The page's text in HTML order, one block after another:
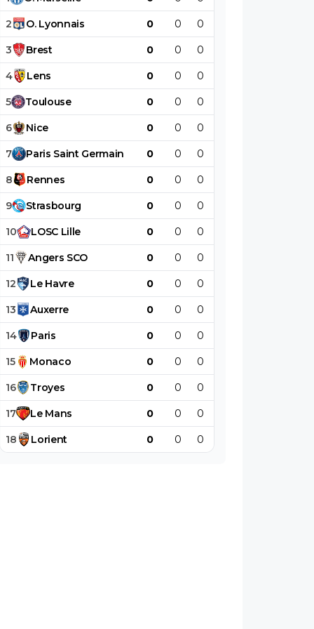
2 O. Lyonnais 0 0 0
3 Brest 0 0 0
4 Lens 0 0 0
5 Toulouse 0 0 0
6 Nice 0 0 0
7 Paris Saint Germain 0 0 0
8 Rennes 0 0 0
9 Strasbourg 0 0 0
10 LOSC Lille 0 0 0
11 Angers SCO 0 0 0
12 Le Havre 0 0 0
13 Auxerre 0 0 0
14 Paris 0 0 0
15 Monaco 0 0 0
16 Troyes 0 0 0
17 Le Mans 0 0 0
18 Lorient 0 0 0